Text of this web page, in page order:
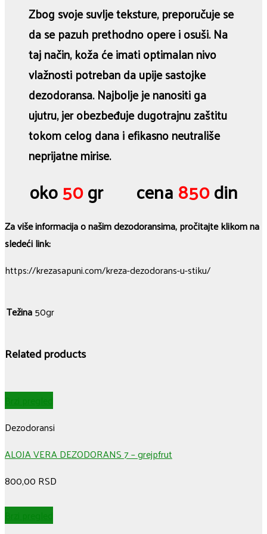
Zbog svoje suvlje teksture, preporučuje se
da se pazuh prethodno opere i osuši. Na
taj način, koža će imati optimalan nivo
vlažnosti potreban da upije sastojke
dezodoransa. Najbolje je nanositi ga
ujutru, jer obezbeđuje dugotrajnu zaštitu
tokom celog dana i efikasno neutrališe
neprijatne mirise.
oko50gr cena850din
Za više informacija o našim dezodoransima, pročitajte klikom na
sledeći link:
https://krezasapuni.com/kreza-dezodorans-u-stiku/
Težina50gr
Related products
Dezodoransi
ALOJA VERA DEZODORANS 7 – grejpfrut
800,00 RSD